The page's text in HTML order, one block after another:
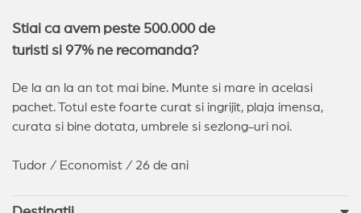
Stiai ca avem peste 500.000 de
turisti si 97% ne recomanda?
De la an la an tot mai bine. Munte si mare in acelasi
pachet. Totul este foarte curat si ingrijit, plaja imensa,
curata si bine dotata, umbrele si sezlong-uri noi.
Tudor / Economist / 26 de ani